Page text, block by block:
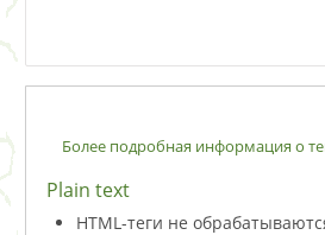
Более подробная информация о
Plain text
HTML-теги не